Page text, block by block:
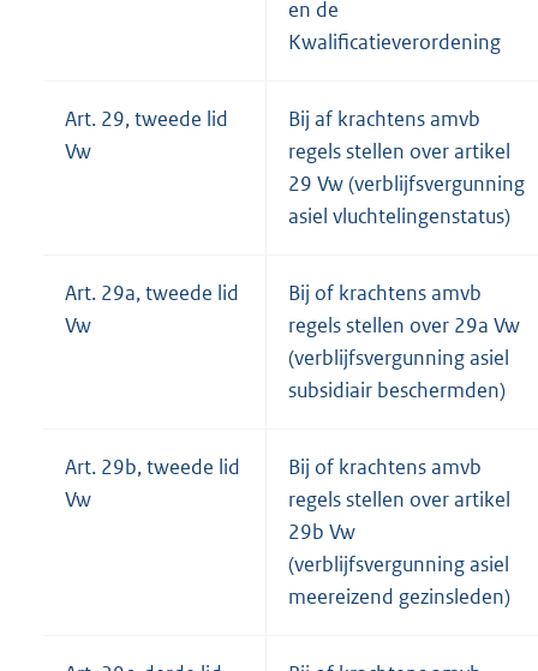
en de
Kwalificatieverordening
Art. 29, tweede lid
Vw
Bij af krachtens amvb
regels stellen over artikel
29 Vw (verblijfsvergunning
asiel vluchtelingenstatus)
Art. 29a, tweede lid
Vw
Bij of krachtens amvb
regels stellen over 29a Vw
(verblijfsvergunning asiel
subsidiair beschermden)
Art. 29b, tweede lid
Vw
Bij of krachtens amvb
regels stellen over artikel
29b Vw
(verblijfsvergunning asiel
meereizend gezinsleden)